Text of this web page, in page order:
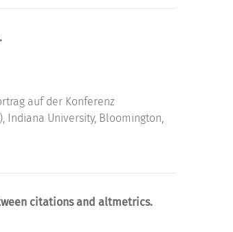
auf der Konferenz
University, Bloomington,
citations and altmetrics.